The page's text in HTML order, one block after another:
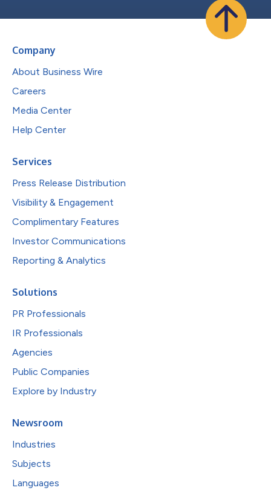
Company
About Business Wire
Careers
Media Center
Help Center
Services
Press Release Distribution
Visibility & Engagement
Complimentary Features
Investor Communications
Reporting & Analytics
Solutions
PR Professionals
IR Professionals
Agencies
Public Companies
Explore by Industry
Newsroom
Industries
Subjects
Languages